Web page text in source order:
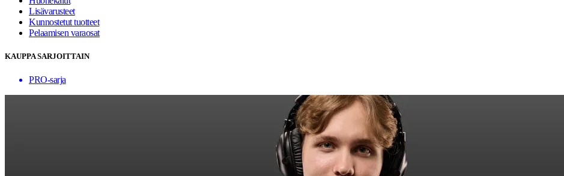
Lisävarusteet
Kunnostetut tuotteet
Pelaamisen varaosat
KAUPPA SARJOITTAIN
PRO-sarja